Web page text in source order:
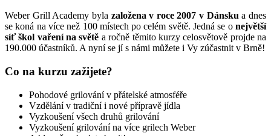
Weber Grill Academy byla založena v roce 2007 v Dánsku a dnes
se koná na více než 100 místech po celém světě. Jedná se o největší
síť škol vaření na světě a ročně těmito kurzy celosvětově projde na
190.000 účastníků. A nyní se jí s námi můžete i Vy zúčastnit v Brně!
Co na kurzu zažijete?
Pohodové grilování v přátelské atmosféře
Vzdělání v tradiční i nové přípravě jídla
Vyzkoušení všech druhů grilování
Vyzkoušení grilování na více grilech Weber